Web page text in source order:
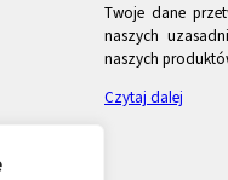
Twoje dane
naszych
naszych
Czytaj dalej